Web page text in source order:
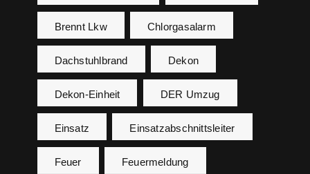
Brennt Lkw Chlorgasalarm
Dachstuhlbrand Dekon
Dekon-Einheit DER Umzug
Einsatz Einsatzabschnittsleiter
Feuer Feuermeldung